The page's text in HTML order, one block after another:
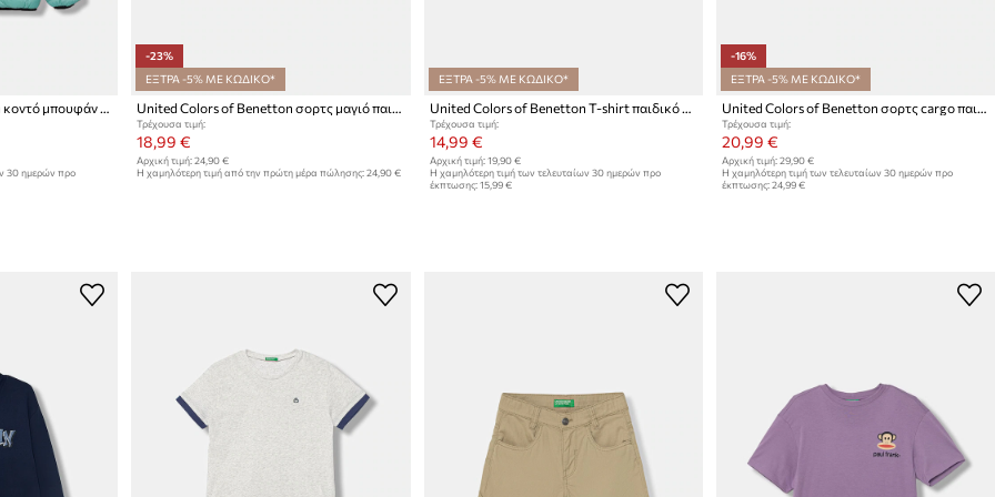
United Colors of Benetton κοντό μπουφάν παιδικό
30 ημερών προ
-23%
ΕΞΤΡΑ -5% ΜΕ ΚΩΔΙΚΟ*
United Colors of Benetton σορτς μαγιό παιδικά
Τρέχουσα τιμή:
18,99 €
Αρχική τιμή: 24,90 €
Η χαμηλότερη τιμή από την πρώτη μέρα πώλησης: 24,90 €
ΕΞΤΡΑ -5% ΜΕ ΚΩΔΙΚΟ*
United Colors of Benetton T-shirt παιδικό βαμβακερό
Τρέχουσα τιμή:
14,99 €
Αρχική τιμή: 19,90 €
Η χαμηλότερη τιμή των τελευταίων 30 ημερών προ
έκπτωσης: 15,99 €
-16%
ΕΞΤΡΑ -5% ΜΕ ΚΩΔΙΚΟ*
United Colors of Benetton σορτς cargo παιδικά ντένιμ
Τρέχουσα τιμή:
20,99 €
Αρχική τιμή: 29,90 €
Η χαμηλότερη τιμή των τελευταίων 30 ημερών προ
έκπτωσης: 24,99 €